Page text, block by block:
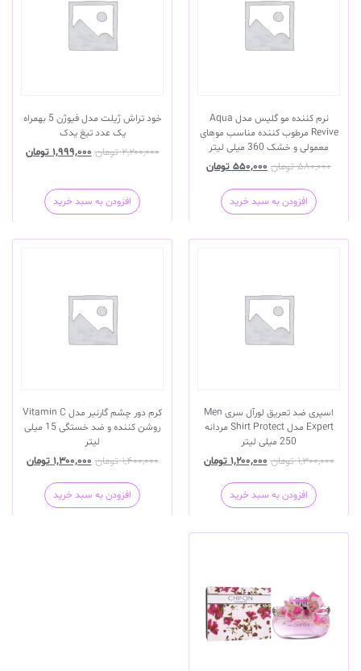
نرم کننده مو گلیس مدل Aqua
Revive مرطوب کننده مناسب موهای
معمولی و خشک 360 میلی لیتر
۵۸۰,۰۰۰ تومان ۵۵۰,۰۰۰ تومان
افزودن به سبد خرید
خود تراش ژیلت مدل فیوژن 5 بهمراه
یک عدد تیغ یدک
۲,۲۰۰,۰۰۰ تومان ۱,۹۹۹,۰۰۰ تومان
افزودن به سبد خرید
اسپری ضد تعریق لورآل سری Men
Expert مدل Shirt Protect مردانه
250 میلی لیتر
۱,۳۰۰,۰۰۰ تومان ۱,۲۰۰,۰۰۰ تومان
افزودن به سبد خرید
کرم دور چشم گارنیر مدل Vitamin C
روشن کننده و ضد خستگی 15 میلی
لیتر
۱,۴۰۰,۰۰۰ تومان ۱,۳۰۰,۰۰۰ تومان
افزودن به سبد خرید